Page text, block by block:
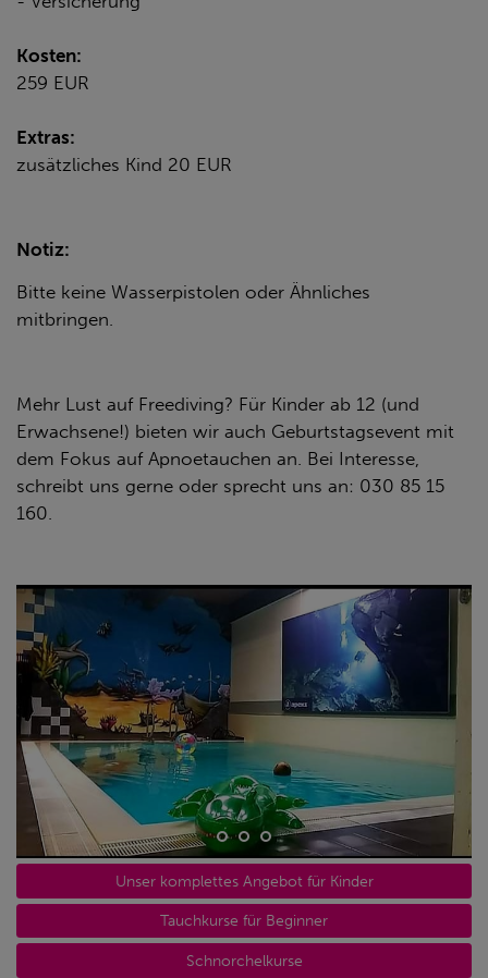
Kosten:
259 EUR
Extras:
zusätzliches Kind 20 EUR
Notiz:
Bitte keine Wasserpistolen oder Ähnliches
mitbringen.
Mehr Lust auf Freediving? Für Kinder ab 12 (und
Erwachsene!) bieten wir auch Geburtstagsevent mit
dem Fokus auf Apnoetauchen an. Bei Interesse,
schreibt uns gerne oder sprecht uns an: 030 85 15
160.
Unser komplettes Angebot für Kinder
Tauchkurse für Beginner
Schnorchelkurse